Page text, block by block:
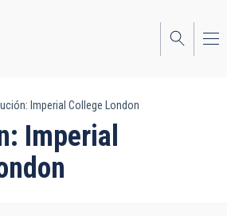
Imperial College London
Imperial